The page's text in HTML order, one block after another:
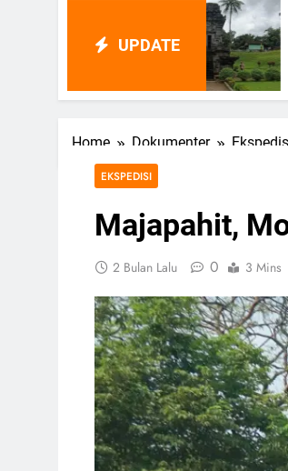
UPDATE
Perempuan
Proyek Mitigasi
Era Majapahit
Home Dokumenter
EKSPEDISI
Majapahit,
2 Bulan Lalu 0 3 Mins